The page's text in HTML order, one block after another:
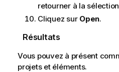
retourner à la
Cliquez sur Open.
Résultats
Vous pouvez à présent
projets et éléments.